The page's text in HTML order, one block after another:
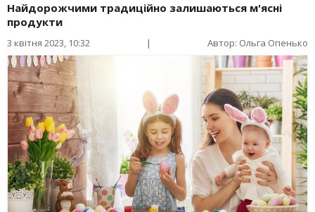
Найдорожчими традиційно залишаються м'ясні
продукти
3 квітня 2023, 10:32 | Автор: Ольга Опенько